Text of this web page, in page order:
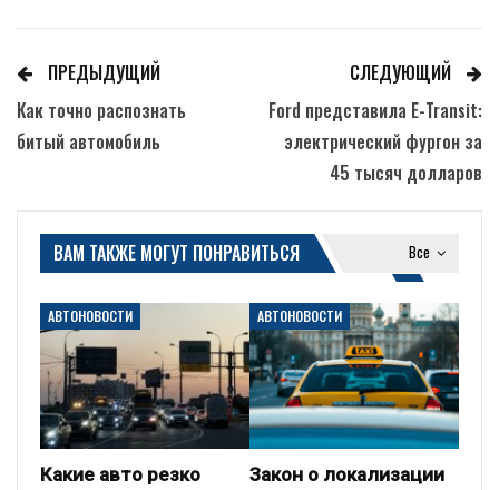
ПРЕДЫДУЩИЙ
Как точно распознать
битый автомобиль
СЛЕДУЮЩИЙ
Ford представила E-Transit:
электрический фургон за
45 тысяч долларов
Все
ВАМ ТАКЖЕ МОГУТ ПОНРАВИТЬСЯ
АВТОНОВОСТИ
Какие авто резко
АВТОНОВОСТИ
Закон о локализации